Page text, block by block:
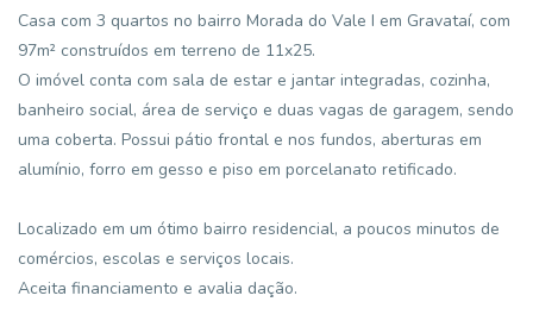
Casa com 3 quartos no bairro Morada do Vale I em Gravataí, com
97m² construídos em terreno de 11x25.
O imóvel conta com sala de estar e jantar integradas, cozinha,
banheiro social, área de serviço e duas vagas de garagem, sendo
uma coberta. Possui pátio frontal e nos fundos, aberturas em
alumínio, forro em gesso e piso em porcelanato retificado.
Localizado em um ótimo bairro residencial, a poucos minutos de
comércios, escolas e serviços locais.
Aceita financiamento e avalia dação.